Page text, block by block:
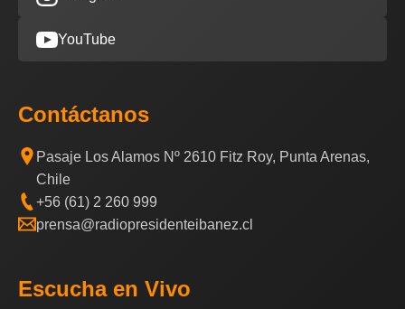
YouTube
Contáctanos
Pasaje Los Alamos Nº 2610 Fitz Roy, Punta Arenas,
Chile
+56 (61) 2 260 999
prensa@radiopresidenteibanez.cl
Escucha en Vivo